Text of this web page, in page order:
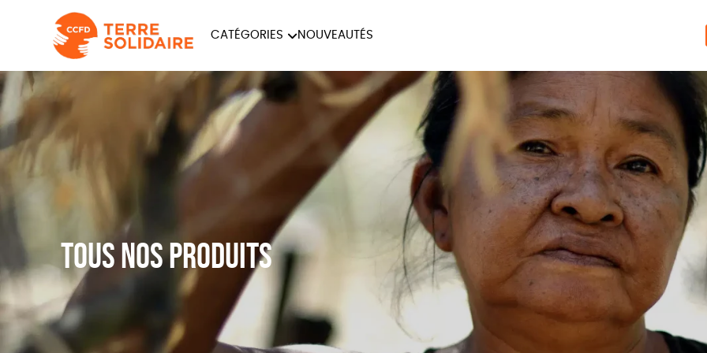
CATÉGORIES
ÉQUITABLE ÉPICERIE MAISON
PAPETERIE LIVRES JEUX
NOUVEAUTÉS
Tous nos produits